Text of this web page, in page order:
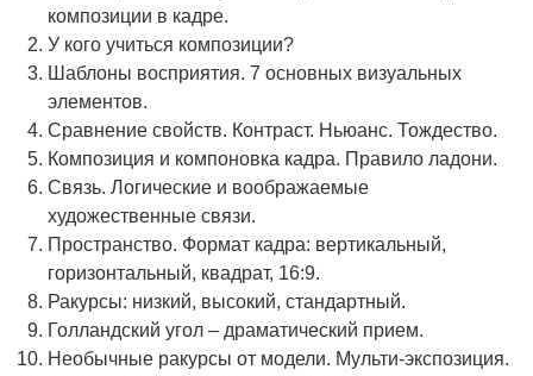
композиции в кадре.
У кого учиться композиции?
Шаблоны восприятия. 7 основных визуальных
элементов.
Сравнение свойств. Контраст. Ньюанс. Тождество.
Композиция и компоновка кадра. Правило ладони.
Связь. Логические и воображаемые
художественные связи.
Пространство. Формат кадра: вертикальный,
горизонтальный, квадрат, 16:9.
Ракурсы: низкий, высокий, стандартный.
Голландский угол – драматический прием.
Необычные ракурсы от модели. Мульти-экспозиция.